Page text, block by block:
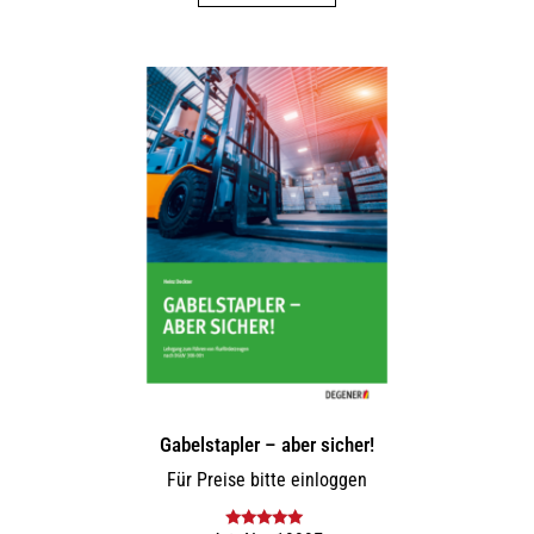
Gabelstapler – aber sicher!
Für Preise bitte einloggen